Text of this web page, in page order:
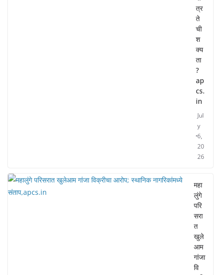
त्र
ते
ची
श
क्य
ता
?
ap
cs.
in
Jul
y
6,
20
26
महा
लुंगे
परि
सरा
त
खुले
आम
गांजा
वि